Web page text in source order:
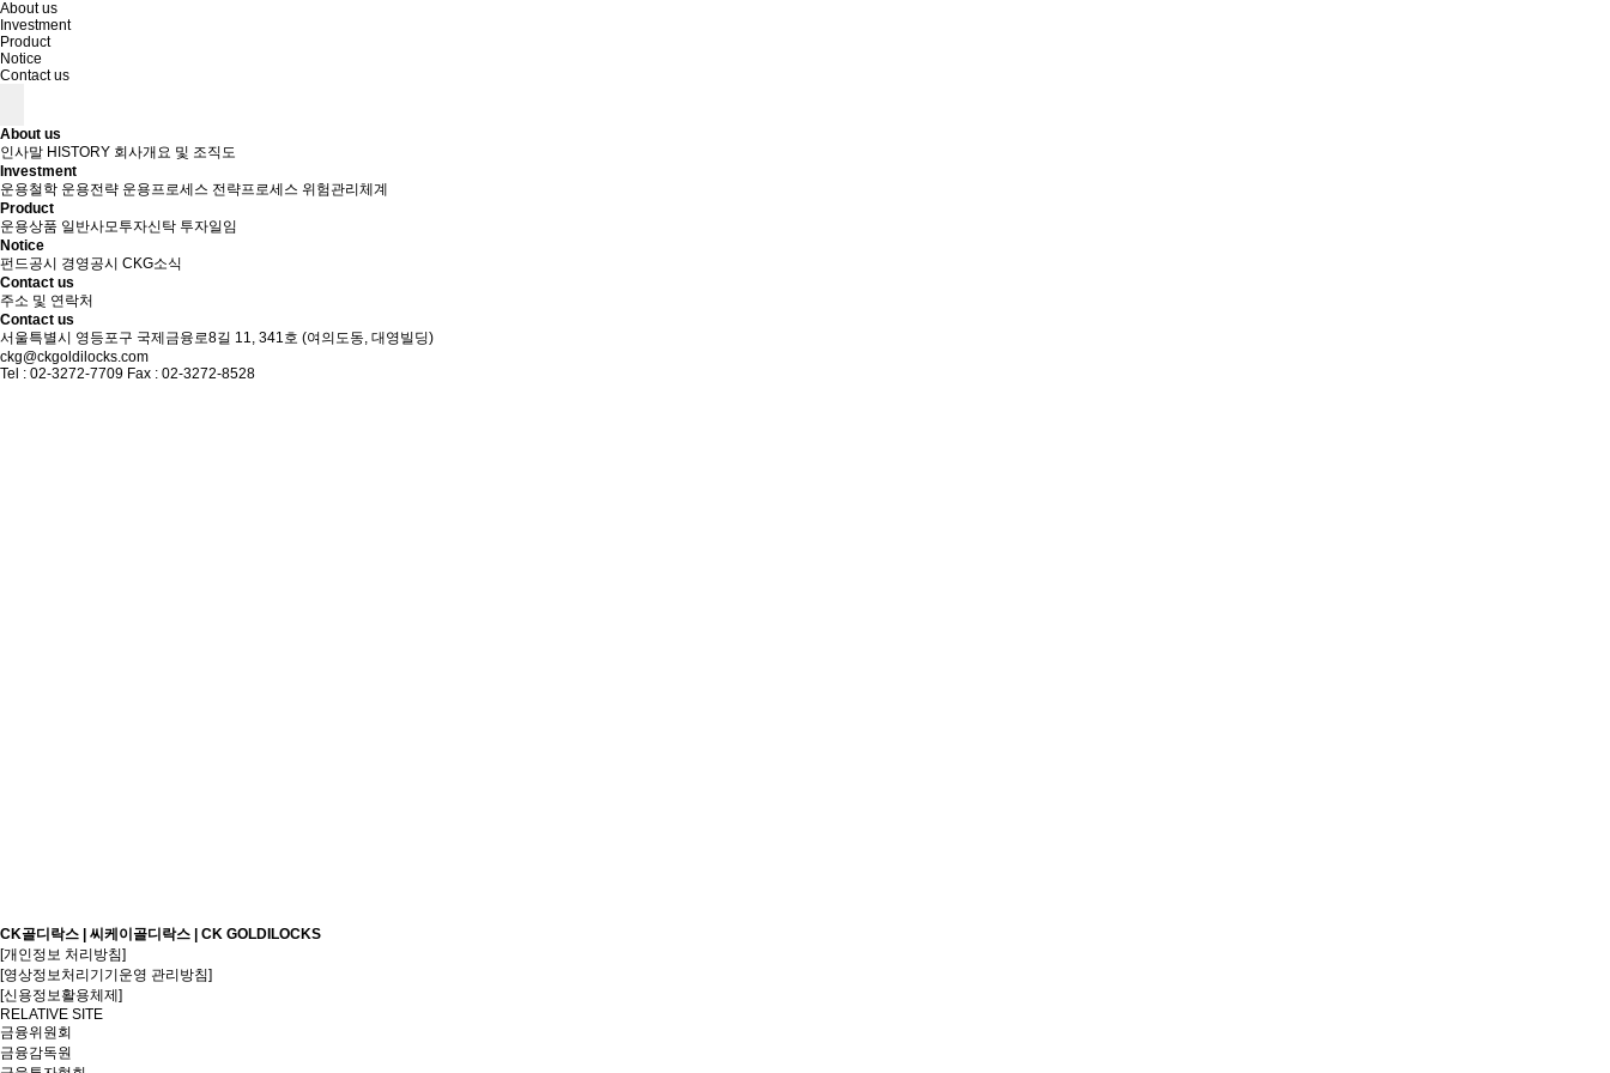
About us
Investment
Product
Notice
Contact us
About us
인사말 HISTORY 회사개요 및 조직도
Investment
운용철학 운용전략 운용프로세스 전략프로세스 위험관리체계
Product
운용상품 일반사모투자신탁 투자일임
Notice
펀드공시
경영공시 CKG소식
Contact us
주소 및 연락처
Contact us
서울특별시 영등포구 국제금융로8길 11, 341호 (여의도동, 대영빌딩)
ckg@ckgoldilocks.com
Tel : 02-3272-7709 Fax : 02-3272-8528
CK골디락스 | 씨케이골디락스 | CK GOLDILOCKS
[개인정보 처리방침]
[영상정보처리기기운영 관리방침]
[신용정보활용체제]
RELATIVE SITE
금융위원회
금융감독원